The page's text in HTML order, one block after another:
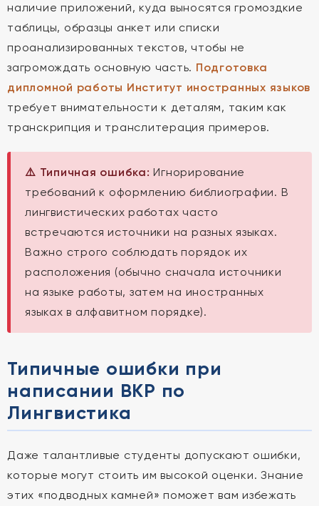
наличие приложений, куда выносятся громоздкие
таблицы, образцы анкет или списки
проанализированных текстов, чтобы не
загромождать основную часть. Подготовка
дипломной работы Институт иностранных языков
требует внимательности к деталям, таким как
транскрипция и транслитерация примеров.
⚠️ Типичная ошибка: Игнорирование
требований к оформлению библиографии. В
лингвистических работах часто
встречаются источники на разных языках.
Важно строго соблюдать порядок их
расположения (обычно сначала источники
на языке работы, затем на иностранных
языках в алфавитном порядке).
Типичные ошибки при
написании ВКР по
Лингвистика
Даже талантливые студенты допускают ошибки,
которые могут стоить им высокой оценки. Знание
этих «подводных камней» поможет вам избежать